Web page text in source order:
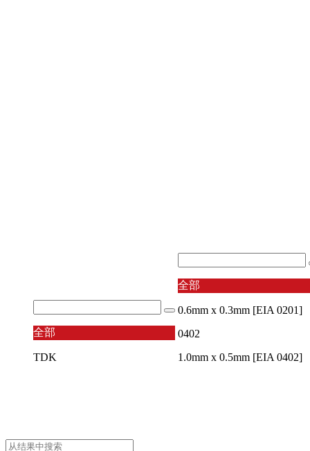
全部
TDK
全部
0.6mm x 0.3mm [EIA 0201]
0402
1.0mm x 0.5mm [EIA 0402]